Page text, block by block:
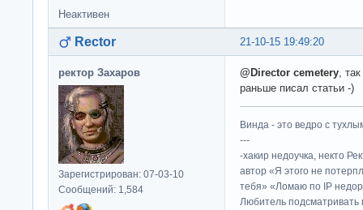
Неактивен
21-10-15 19:49:20
Rector
ректор Захаров
Зарегистрирован: 07-03-10
Сообщений: 1,584
@Director cemetery ,
раньше писал статьи -)
Винда - это ведро с
---
-хакир недоучка, некто
автор «Я этого не
тебя» «Ломаю по IP
Любитель подсматривать